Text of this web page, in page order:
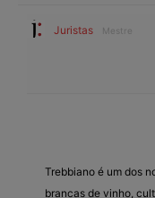
Juristas Mestre
Trebbiano é um dos
brancas de vinho,